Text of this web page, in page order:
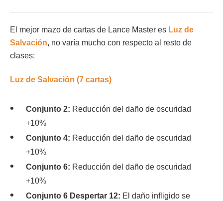
El mejor mazo de cartas de Lance Master es Luz de
Salvación, no varía mucho con respecto al resto de
clases:
Luz de Salvación (7 cartas)
Conjunto 2: Reducción del daño de oscuridad
+10%
Conjunto 4: Reducción del daño de oscuridad
+10%
Conjunto 6: Reducción del daño de oscuridad
+10%
Conjunto 6 Despertar 12: El daño infligido se